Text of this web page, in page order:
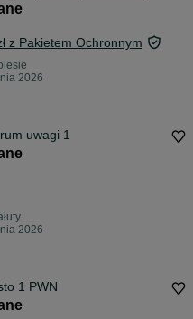
z Pakietem Ochronnym
2026
uwagi 1
2026
1 PWN